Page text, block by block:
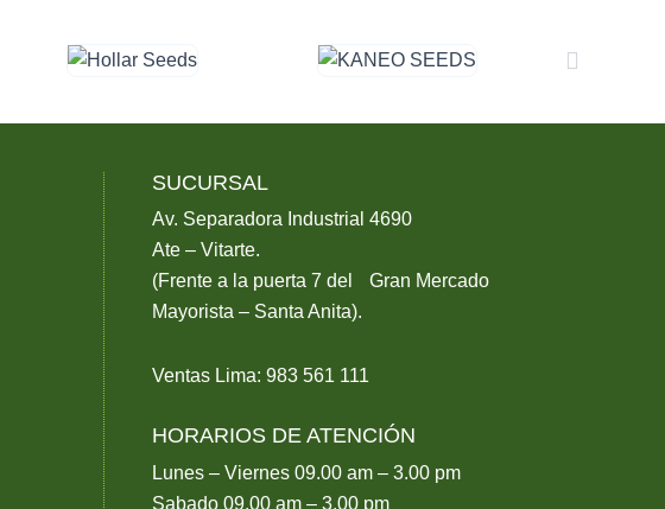
SUCURSAL
Av. Separadora Industrial 4690
Ate – Vitarte.
(Frente a la puerta 7 del Gran Mercado
Mayorista – Santa Anita).
Ventas Lima: 983 561 111
HORARIOS DE ATENCIÓN
Lunes – Viernes 09.00 am – 3.00 pm
Sabado 09.00 am – 3.00 pm